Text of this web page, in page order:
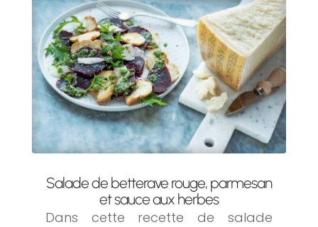
Salade de betterave rouge, parmesan
et sauce aux herbes
Dans cette recette de salade